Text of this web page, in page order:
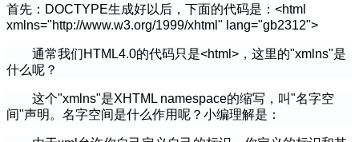
首先：DOCTYPE生成好以后，下面的代码是： <html
xmlns="http://www.w3.org/1999/xhtml" lang="gb2312">
通常我们HTML4.0的代码只是<html> ，这里的"xmlns"是
什么呢？
这个"xmlns"是XHTML namespace的缩写，叫"名字空
间"声明。名字空间是什么作用呢？小编理解是：